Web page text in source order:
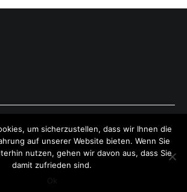
. All rights reserved.
ThemeGrill. Powered byWordPress .
um sicherzustellen, dass wir Ihnen die
auf unserer Website bieten. Wenn Sie
nutzen, gehen wir davon aus, dass Sie
damit zufrieden sind.
Ok